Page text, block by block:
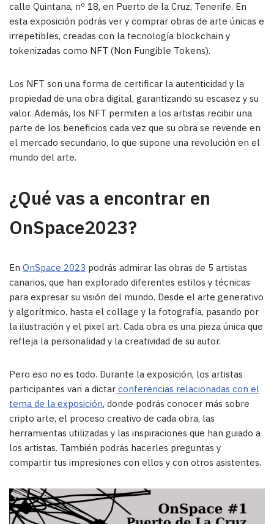
calle Quintana, nº 18, en Puerto de la Cruz, Tenerife. En
esta exposición podrás ver y comprar obras de arte únicas e
irrepetibles, creadas con la tecnología blockchain y
tokenizadas como NFT (Non Fungible Tokens).
Los NFT son una forma de certificar la autenticidad y la
propiedad de una obra digital, garantizando su escasez y su
valor. Además, los NFT permiten a los artistas recibir una
parte de los beneficios cada vez que su obra se revende en
el mercado secundario, lo que supone una revolución en el
mundo del arte.
¿Qué vas a encontrar en
OnSpace2023?
En OnSpace 2023 podrás admirar las obras de 5 artistas
canarios, que han explorado diferentes estilos y técnicas
para expresar su visión del mundo. Desde el arte generativo
y algorítmico, hasta el collage y la fotografía, pasando por
la ilustración y el pixel art. Cada obra es una pieza única que
refleja la personalidad y la creatividad de su autor.
Pero eso no es todo. Durante la exposición, los artistas
participantes van a dictar conferencias relacionadas con el
tema de la exposición, donde podrás conocer más sobre
cripto arte, el proceso creativo de cada obra, las
herramientas utilizadas y las inspiraciones que han guiado a
los artistas. También podrás hacerles preguntas y
compartir tus impresiones con ellos y con otros asistentes.